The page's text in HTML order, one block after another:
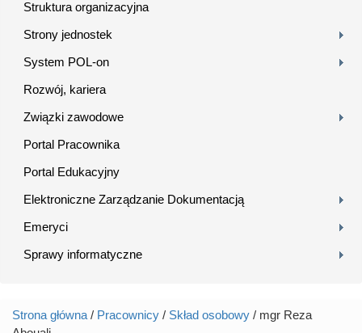
Struktura organizacyjna
Strony jednostek
System POL-on
Rozwój, kariera
Związki zawodowe
Portal Pracownika
Portal Edukacyjny
Elektroniczne Zarządzanie Dokumentacją
Emeryci
Sprawy informatyczne
Strona główna / Pracownicy / Skład osobowy / mgr Reza